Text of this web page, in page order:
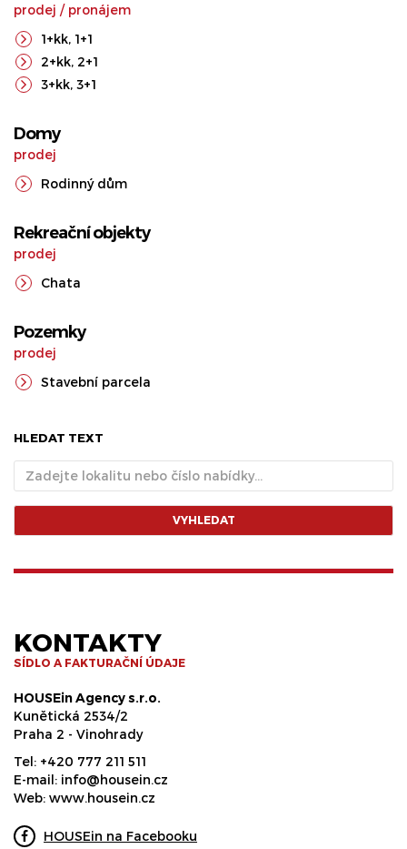
prodej / pronájem
1+kk, 1+1
2+kk, 2+1
3+kk, 3+1
Domy
prodej
Rodinný dům
Rekreační objekty
prodej
Chata
Pozemky
prodej
Stavební parcela
HLEDAT TEXT
VYHLEDAT
KONTAKTY
SÍDLO A FAKTURAČNÍ ÚDAJE
HOUSEin Agency s.r.o.
Kunětická 2534/2
Praha 2 - Vinohrady
Tel: +420 777 211 511
E-mail: info@housein.cz
Web: www.housein.cz
HOUSEin na Facebooku